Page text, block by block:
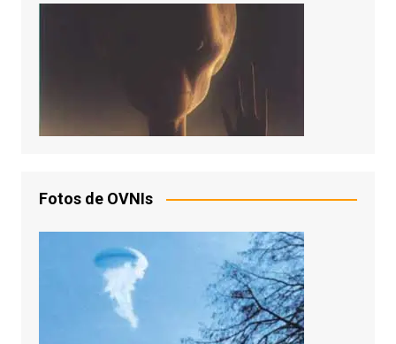
Fotos de OVNIs